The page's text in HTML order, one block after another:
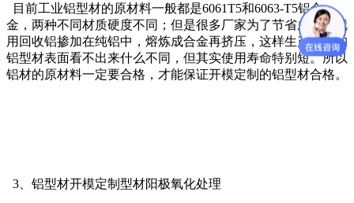
目前工业铝型材的原材料一般都是6061T5和6063-T5铝合
金，两种不同材质硬度不同；但是很多厂家为了节省成本，就
用回收铝掺加在纯铝中，熔炼成合金再挤压，这样生产出来的
铝型材表面看不出来什么不同，但其实使用寿命特别短。所以
铝材的原材料一定要合格，才能保证开模定制的铝型材合格。
3、铝型材开模定制型材阳极氧化处理